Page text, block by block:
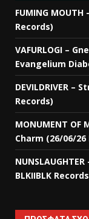
FUMING
Records)
VAFURLOGI –
Evangelium
DEVILDRIVER –
Records)
MONUMENT OF
Charm (26/06/
BLKIIBLK